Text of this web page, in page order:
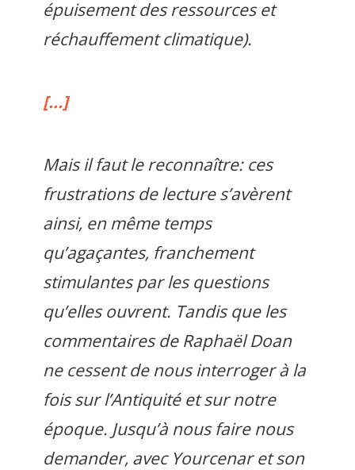
épuisement des ressources et
réchauffement climatique).
[…]
Mais il faut le reconnaître: ces
frustrations de lecture s’avèrent
ainsi, en même temps
qu’agaçantes, franchement
stimulantes par les questions
qu’elles ouvrent. Tandis que les
commentaires de Raphaël Doan
ne cessent de nous interroger à la
fois sur l’Antiquité et sur notre
époque. Jusqu’à nous faire nous
demander, avec Yourcenar et son